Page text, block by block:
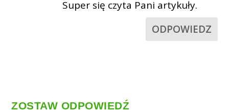
Super się czyta Pani artykuły.
ODPOWIEDZ
ZOSTAW ODPOWIEDŹ